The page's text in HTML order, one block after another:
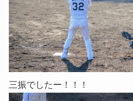
三振でしたー！！！